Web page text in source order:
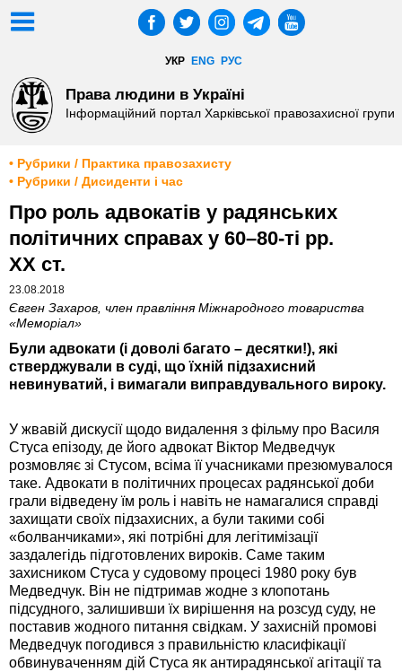
УКР ENG РУС
Права людини в Україні
Інформаційний портал Харківської правозахисної групи
• Рубрики / Практика правозахисту
• Рубрики / Дисиденти і час
Про роль адвокатів у радянських
політичних справах у 60–80-ті рр.
ХХ ст.
23.08.2018
Євген Захаров, член правління Міжнародного товариства
«Меморіал»
Були адвокати (і доволі багато – десятки!), які
стверджували в суді, що їхній підзахисний
невинуватий, і вимагали виправдувального вироку.
У жвавій дискусії щодо видалення з фільму про Василя
Стуса епізоду, де його адвокат Віктор Медведчук
розмовляє зі Стусом, всіма її учасниками презюмувалося
таке. Адвокати в політичних процесах радянської доби
грали відведену їм роль і навіть не намагалися справді
захищати своїх підзахисних, а були такими собі
«болванчиками», які потрібні для легітимізації
заздалегідь підготовлених вироків. Саме таким
захисником Стуса у судовому процесі 1980 року був
Медведчук. Він не підтримав жодне з клопотань
підсудного, залишивши їх вирішення на розсуд суду, не
поставив жодного питання свідкам. У захисній промові
Медведчук погодився з правильністю класифікації
обвинуваченням дій Стуса як антирадянської агітації та